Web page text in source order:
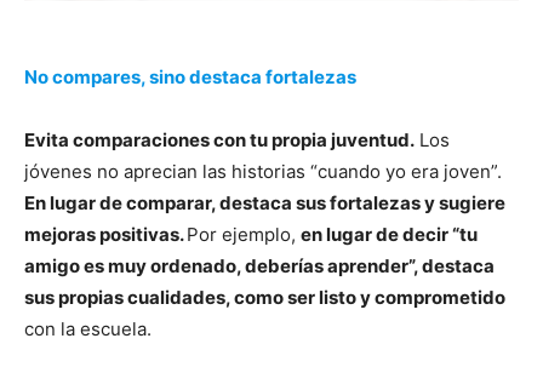
No compares, sino destaca fortalezas
Evita comparaciones con tu propia juventud. Los
jóvenes no aprecian las historias “cuando yo era joven”.
En lugar de comparar, destaca sus fortalezas y sugiere
mejoras positivas.Por ejemplo, en lugar de decir “tu
amigo es muy ordenado, deberías aprender”, destaca
sus propias cualidades, como ser listo y comprometido
con la escuela.